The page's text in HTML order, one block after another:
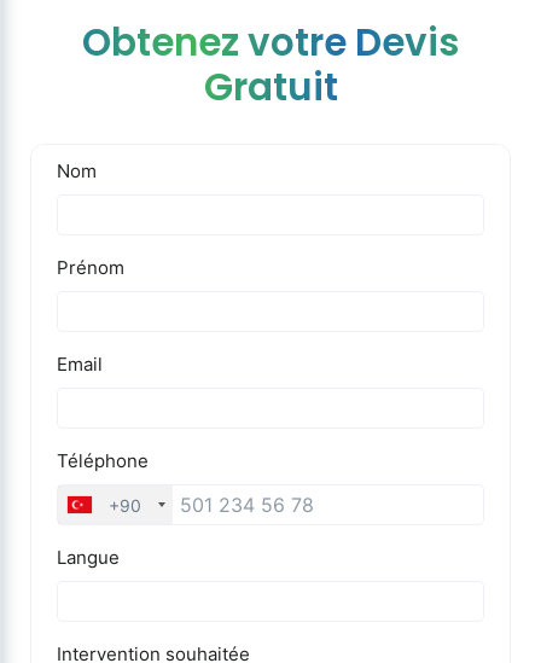
Obtenez votre Devis
Gratuit